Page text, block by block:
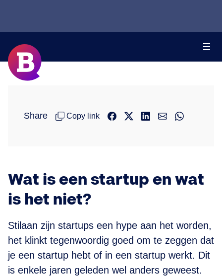
Share Copy link
Wat is een startup en wat
is het niet?
Stilaan zijn startups een hype aan het worden,
het klinkt tegenwoordig goed om te zeggen dat
je een startup hebt of in een startup werkt. Dit
is enkele jaren geleden wel anders geweest.